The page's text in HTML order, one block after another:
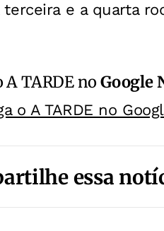
e a quarta
A TARDE noGoogle
o A TARDE no
essa